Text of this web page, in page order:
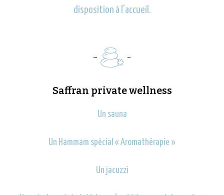
disposition à l’accueil.
Saffran private wellness
Un sauna
Un Hammam spécial « Aromathérapie »
Un jacuzzi